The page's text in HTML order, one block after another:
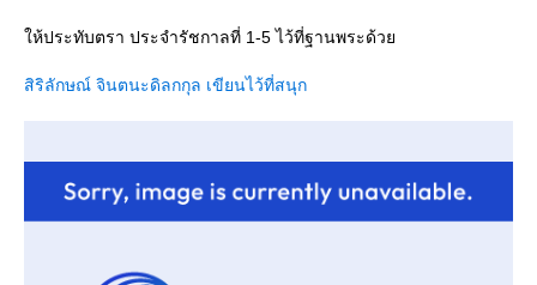
ห้ประทับตรา ประจำรัชกาลที่ 1-5 ไว้ที่ฐานพระด้ว
สิริลักษณ์ จินตนะดิลกกุล เขียนไว้ที่สนุก